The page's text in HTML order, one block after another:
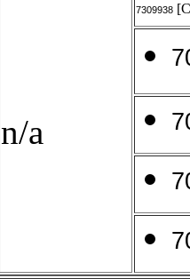
n/a
7309938